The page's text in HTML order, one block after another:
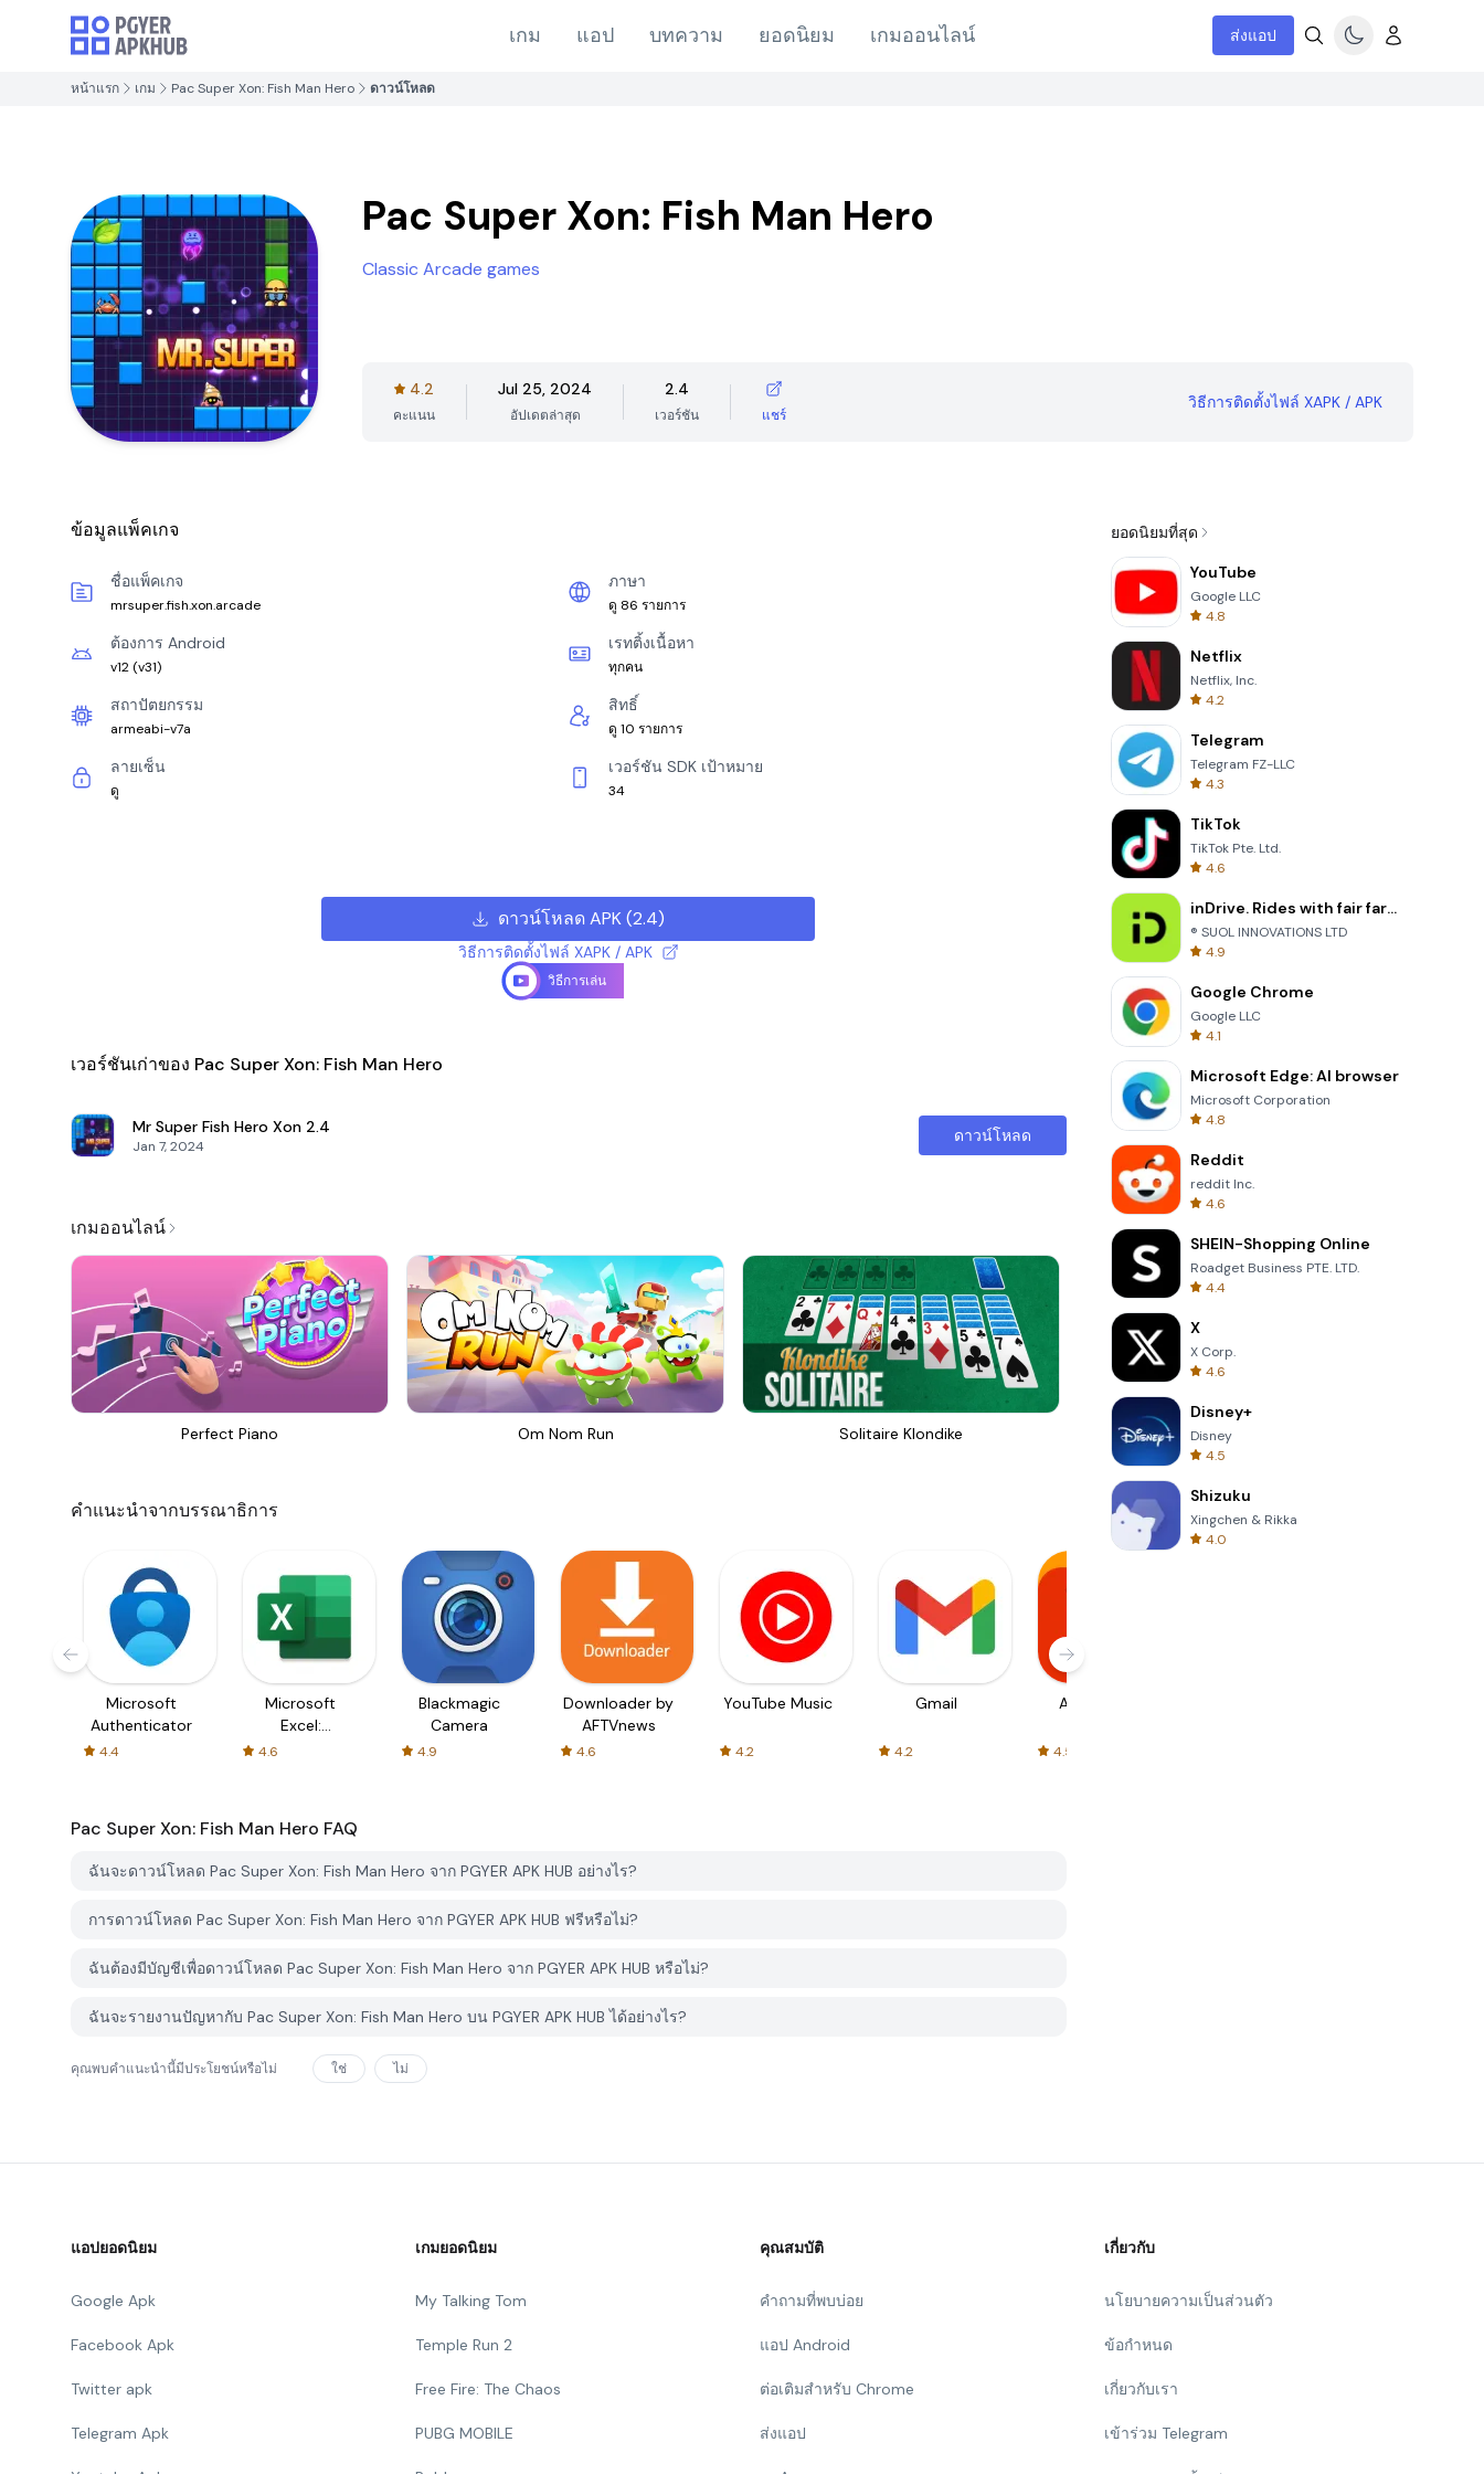
เกม แอป บทความ ยอดนิยม เกมออนไลน์ ส่งแอป
หน้าแรก เกม Pac Super Xon: Fish Man Hero ดาวน์โหลด
Pac Super Xon: Fish Man Hero
Classic Arcade games
4.2
คะแนน
Jul 25, 2024
อัปเดตล่าสุด
2.4
เวอร์ชัน แชร์
วิธีการติดตั้งไฟล์ XAPK / APK
ข้อมูลแพ็คเกจ
ชื่อแพ็คเกจ
mrsuper.fish.xon.arcade
ภาษา
ดู 86 รายการ
ต้องการ Android
v12 (v31)
เรทติ้งเนื้อหา
ทุกคน
สถาปัตยกรรม
armeabi-v7a
สิทธิ์
ดู 10 รายการ
ลายเซ็น
ดู
เวอร์ชัน SDK เป้าหมาย
34
ดาวน์โหลด APK(2.4)
วิธีการติดตั้งไฟล์ XAPK / APK
วิธีการเล่น
เวอร์ชันเก่าของ Pac Super Xon: Fish Man Hero
Mr Super Fish Hero Xon 2.4
Jan 7, 2024
ดาวน์โหลด
เกมออนไลน์
Perfect Piano Om Nom Run Solitaire Klondike Totemia Cursed Marbels
คำแนะนำจากบรรณาธิการ
Microsoft
Authenticator
4.4
Microsoft
Excel:
Spreadsheets
4.6
Blackmagic
Camera
4.9
Downloader by
AFTVnews
4.6
YouTube Music
4.2
Gmail
4.2
AliExpress
4.5
Pac Super Xon: Fish Man Hero FAQ
ฉันจะดาวน์โหลด Pac Super Xon: Fish Man Hero จาก PGYER APK HUB อย่างไร?
การดาวน์โหลด Pac Super Xon: Fish Man Hero จาก PGYER APK HUB ฟรีหรือไม่?
ฉันต้องมีบัญชีเพื่อดาวน์โหลด Pac Super Xon: Fish Man Hero จาก PGYER APK HUB หรือไม่?
ฉันจะรายงานปัญหากับ Pac Super Xon: Fish Man Hero บน PGYER APK HUB ได้อย่างไร?
คุณพบคำแนะนำนี้มีประโยชน์หรือไม่ ใช่ ไม่
ยอดนิยมที่สุด
YouTube
Google LLC
4.8
Netflix
Netflix, Inc.
4.2
Telegram
Telegram FZ-LLC
4.3
TikTok
TikTok Pte. Ltd.
4.6
inDrive. Rides with fair fares
® SUOL INNOVATIONS LTD
4.9
Google Chrome
Google LLC
4.1
Microsoft Edge: AI browser
Microsoft Corporation
4.8
Reddit
reddit Inc.
4.6
SHEIN-Shopping Online
Roadget Business PTE. LTD.
4.4
X
X Corp.
4.6
Disney+
Disney
4.5
Shizuku
Xingchen & Rikka
4.0
แอปยอดนิยม
Google Apk
Facebook Apk
Twitter apk
Telegram Apk
เกมยอดนิยม
My Talking Tom
Temple Run 2
Free Fire: The Chaos
PUBG MOBILE
คุณสมบัติ
คำถามที่พบบ่อย
แอป Android
ต่อเติมสำหรับ Chrome
ส่งแอป
เกี่ยวกับ
นโยบายความเป็นส่วนตัว
ข้อกำหนด
เกี่ยวกับเรา
เข้าร่วม Telegram